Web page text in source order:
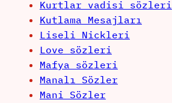
Kurtlar vadisi sözleri
Kutlama Mesajları
Liseli Nickleri
Love sözleri
Mafya sözleri
Manalı Sözler
Mani Sözler